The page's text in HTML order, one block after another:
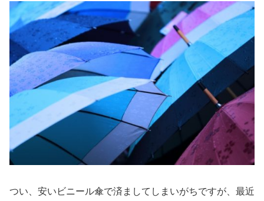
つい、安いビニール傘で済ましてしまいがちですが、最近